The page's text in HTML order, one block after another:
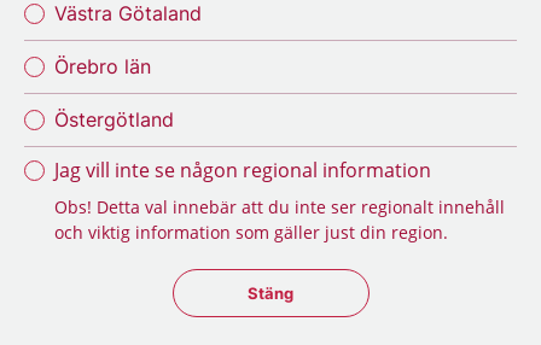
Västra Götaland
Örebro län
Östergötland
Jag vill inte se någon regional information
Obs! Detta val innebär att du inte ser regionalt innehåll
och viktig information som gäller just din region.
Stäng regionsväljaren
Stäng